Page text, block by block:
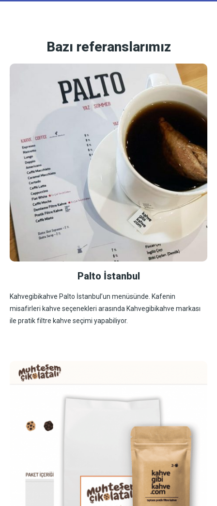
Bazı referanslarımız
Palto İstanbul
Kahvegibikahve Palto İstanbul’un menüsünde. Kafenin
misafirleri kahve seçenekleri arasında Kahvegibikahve markası
ile pratik filtre kahve seçimi yapabiliyor.​